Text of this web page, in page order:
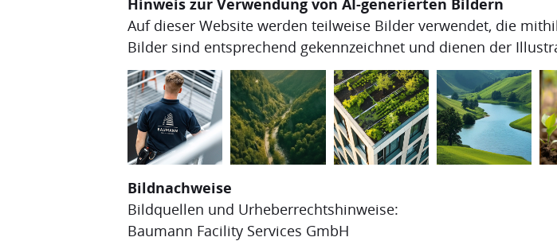
Hinweis zur Verwendung von AI-generierten Bildern
Auf dieser Website werden teilweise Bilder verwendet, die
Bilder sind entsprechend gekennzeichnet und dienen der
Bildnachweise
Bildquellen und Urheberrechtshinweise:
Baumann Facility Services GmbH